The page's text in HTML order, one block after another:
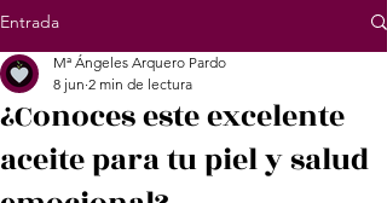
Entrada
¿Conoces este excelente
aceite para tu piel y salud
Mª Ángeles Arquero Pardo
8 jun 2 min de lectura